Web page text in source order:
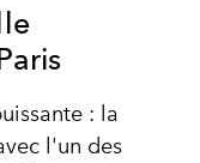
: la
l'un des